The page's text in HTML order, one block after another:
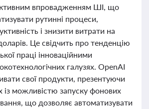
впровадженням ШІ, що
рутинні процеси,
і знизити витрати на
Це свідчить про тенденцію
праці інноваційними
галузях. OpenAI
свої продукти, презентуючи
із можливістю запуску фонових
що дозволяє автоматизувати